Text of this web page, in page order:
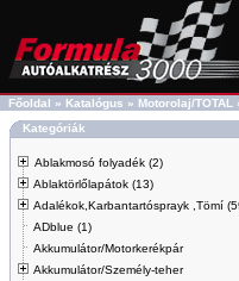
Főoldal » Katalógus » Motorolaj/TOTAL
Kategóriák
Ablakmosó folyadék (2)
Ablaktörlőlapátok (13)
Adalékok,Karbantartósprayk ,Tömí
ADblue (1)
Akkumulátor/Motorkerékpár
Akkumulátor/Személy-teher